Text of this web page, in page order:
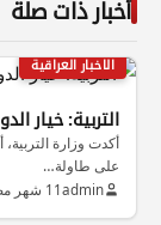
أخبار ذات صلة
الاخبار العراقية
التربية: خيار
أكدت وزارة
على طاولة…
admin11 شهر مضت